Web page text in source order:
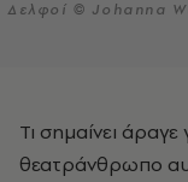
Δελφοί © Johanna
Τι σημαίνει άραγε για τον διεθνώς καταξιωμένο
θεατράνθρωπο